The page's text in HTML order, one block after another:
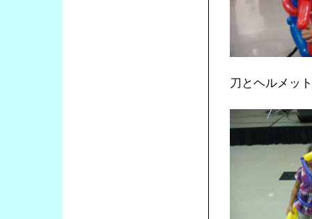
刀とヘルメッ